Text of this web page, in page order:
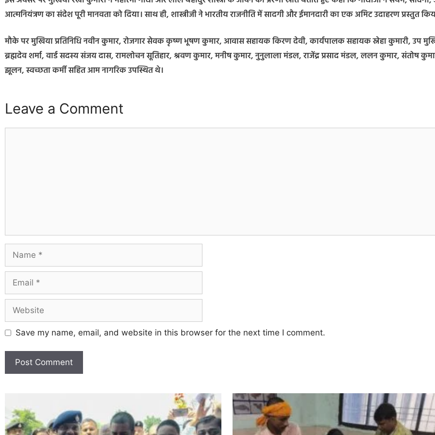
आत्मनियंत्रण का संदेश पूरी मानवता को दिया। साथ ही, शास्त्रीजी ने भारतीय राजनीति में सादगी और ईमानदारी का एक अमिट उदाहरण प्रस्तुत
मौके पर मुखिया प्रतिनिधि नवीन कुमार, रोजगार सेवक कृष्ण भूषण कुमार, आवास सहायक किरण देवी, कार्यपालक सहायक स्नेहा कुमारी, उप
ब्रह्मदेव शर्मा, वार्ड सदस्य संजय दास, रामलोचन सूतिहार, श्रवण कुमार, मनीष कुमार, नुनुलाला मंडल, राजेंद्र प्रसाद मंडल, ललन कुमार, संतोष
झूलन, स्वच्छता कर्मी सहित आम नागरिक उपस्थित थे।
Leave a Comment
Save my name, email, and website in this browser for the next time I comment.